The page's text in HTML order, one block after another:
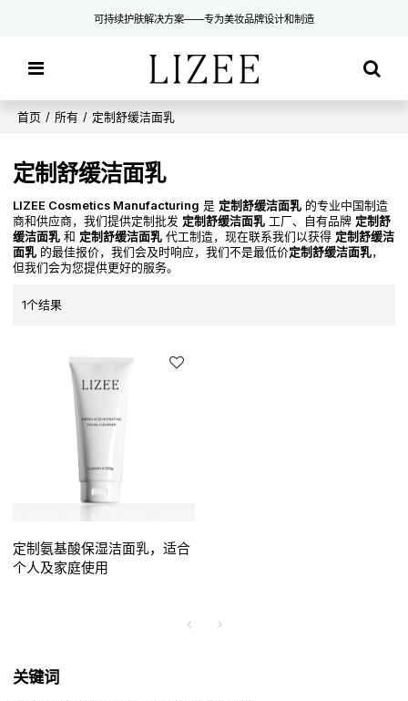
可持续护肤解决方案——专为美妆品牌设计和制造
首页 / 所有 / 定制舒缓洁面乳
定制舒缓洁面乳
LIZEE Cosmetics Manufacturing 是 定制舒缓洁面乳 的专业中国制造
商和供应商，我们提供定制批发 定制舒缓洁面乳 工厂、自有品牌 定制舒
缓洁面乳 和 定制舒缓洁面乳 代工制造，现在联系我们以获得 定制舒缓洁
面乳 的最佳报价，我们会及时响应，我们不是最低价定制舒缓洁面乳，
但我们会为您提供更好的服务。
1个结果
定制氨基酸保湿洁面乳，适合
个人及家庭使用
关键词